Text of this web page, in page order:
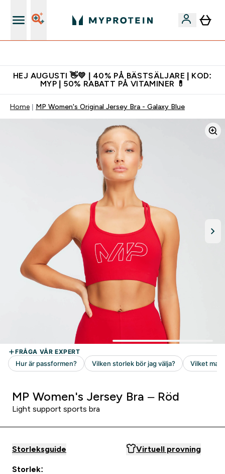
HEJ AUGUSTI 👋💛 | 40% PÅ BÄSTSÄLJARE | KOD:
MYP | 50% RABATT PÅ VITAMINER 💊
Home MP Women's Original Jersey Bra - Galaxy Blue
MP Women's Jersey Bra – Röd
Light support sports bra
Storleksguide Virtuell provning
Storlek: